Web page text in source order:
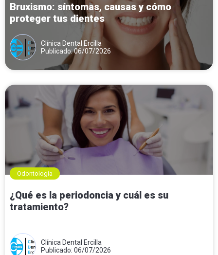
Bruxismo: síntomas, causas y cómo
proteger tus dientes
Clínica Dental Ercilla
Publicado: 06/07/2026
Odontología
¿Qué es la periodoncia y cuál es su
tratamiento?
Clínica Dental Ercilla
Publicado: 06/07/2026